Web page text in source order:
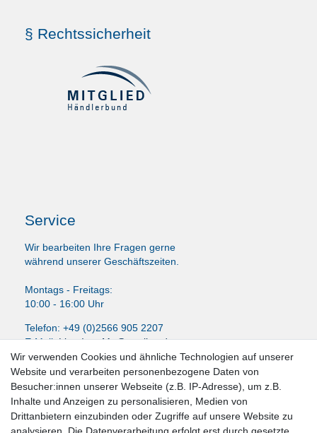
§ Rechtssicherheit
Service
Wir bearbeiten Ihre Fragen gerne
während unserer Geschäftszeiten.
Montags - Freitags:
10:00 - 16:00 Uhr
Telefon: +49 (0)2566 905 2207
E-Mail:LissyInterMo@t-online.de
News-Letter abonieren
Wir verwenden Cookies und ähnliche Technologien auf unserer
Website und verarbeiten personenbezogene Daten von
Besucher:innen unserer Webseite (z.B. IP-Adresse), um z.B.
Inhalte und Anzeigen zu personalisieren, Medien von
Drittanbietern einzubinden oder Zugriffe auf unsere Website zu